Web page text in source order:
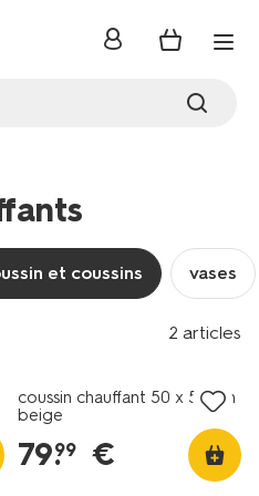
se
et coussins vases
2 articles
coussin chauffant 50 x 50 cm
beige
79.
99 €